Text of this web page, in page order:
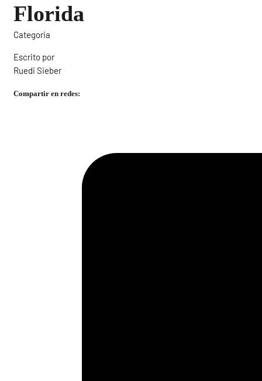
Florida
Categoria
Escrito por
Ruedi Sieber
Compartir en redes: